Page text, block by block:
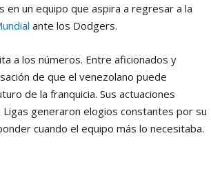
un equipo que aspira a regresar a la
ante los Dodgers.
a los números. Entre aficionados y
de que el venezolano puede
de la franquicia. Sus actuaciones
generaron elogios constantes por su
cuando el equipo más lo necesitaba.